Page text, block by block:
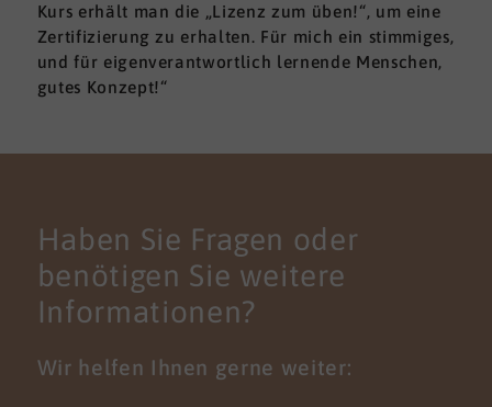
Kurs erhält man die „Lizenz zum üben!“, um eine
Zertifizierung zu erhalten. Für mich ein stimmiges,
und für eigenverantwortlich lernende Menschen,
gutes Konzept!“
Haben Sie Fragen oder
benötigen Sie weitere
Informationen?
Wir helfen Ihnen gerne weiter: